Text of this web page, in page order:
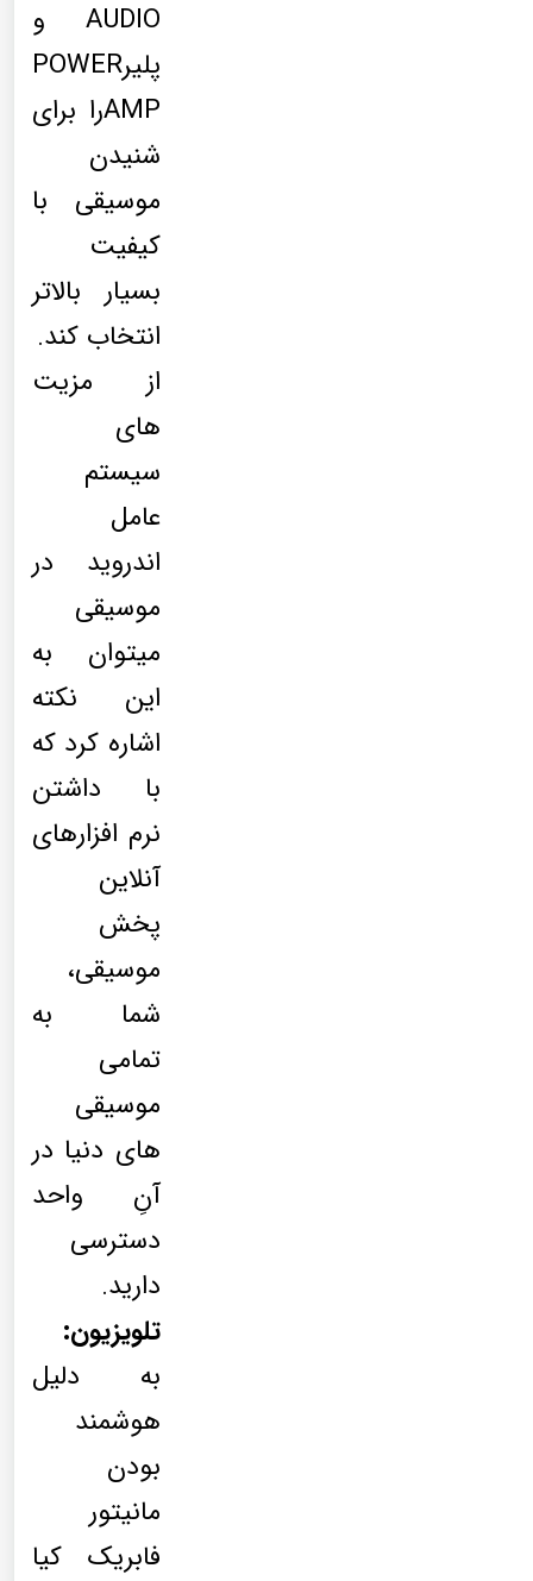
AUDIO و
پلیرPOWER
AMPرا برای
شنیدن
موسیقی با
کیفیت
بسیار بالاتر
انتخاب کند.
از مزیت
های
سیستم
عامل
اندروید در
موسیقی
میتوان به
این نکته
اشاره کرد که
با داشتن
نرم افزارهای
آنلاین
پخش
موسیقی،
شما به
تمامی
موسیقی
های دنیا در
آنِ واحد
دسترسی
دارید.
تلویزیون:
به دلیل
هوشمند
بودن
مانیتور
فابریک کیا